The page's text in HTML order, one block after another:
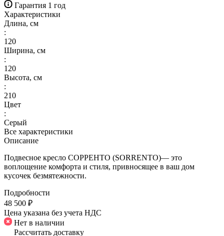
Гарантия 1 год
Характеристики
Длина, см
:
120
Ширина, см
:
120
Высота, см
:
210
Цвет
:
Серый
Все характеристики
Описание
Подвесное кресло СОРРЕНТО (SORRENTO)— это
воплощение комфорта и стиля, привносящее в ваш дом
кусочек безмятежности.
Подробности
48 500 ₽
Цена указана без учета НДС
Нет в наличии
Рассчитать доставку